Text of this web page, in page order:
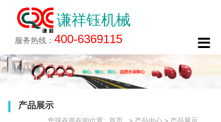
谦祥钰机械
服务热线： 400-6369115
关于谦祥钰
公司简介
企业文化
厂区一览
荣誉资质
新闻中心
企业动态
行业资讯
生产工艺
生产工艺
生产工艺简介
产品中心
产品展示
产品特点
产品应用
工程案例
诚聘英才
在线报名
联系我们
联系方式
电子地图
在线留言

产品展示